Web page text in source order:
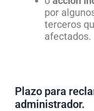
por
terceros
afectados.
Plazo para
administrador.